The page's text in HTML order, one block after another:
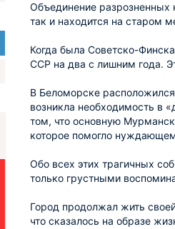
Объединение разрозненных
так и находится на старом
Когда была Советско-
ССР на два с лишним года.
В Беломорске
возникла необходимость в
том, что основную
которое помогло
Обо всех этих трагичных
только грустными
Город продолжал жить
что сказалось на образе